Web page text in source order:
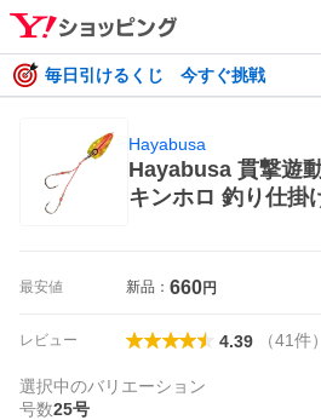
毎日引けるくじ 今すぐ挑戦
Hayabusa
Hayabusa 貫撃遊
キンホロ 釣り仕
最安値 新品： 660円
レビュー 4.39 （41件）
選択中のバリエーション
号数25号